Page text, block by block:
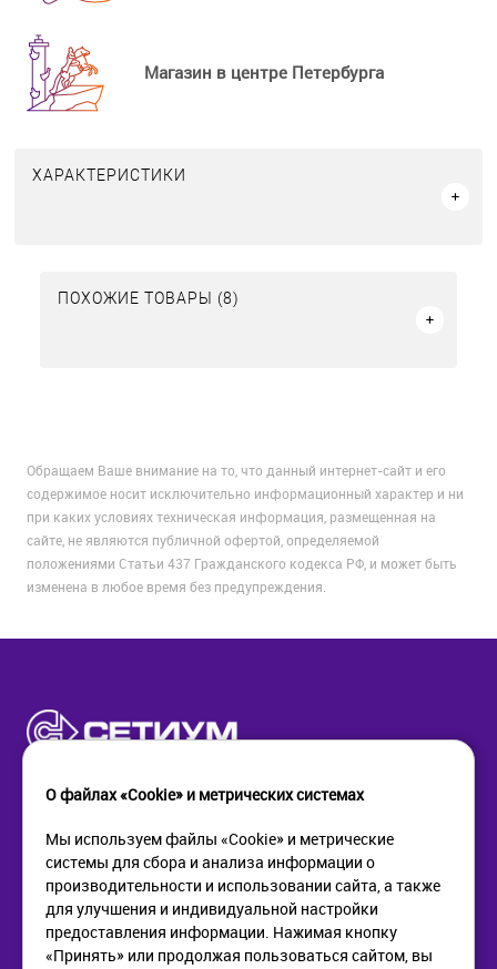
Магазин в центре Петербурга
ХАРАКТЕРИСТИКИ
ПОХОЖИЕ ТОВАРЫ (8)
Обращаем Ваше внимание на то, что данный интернет-сайт и его
содержимое носит исключительно информационный характер и ни
при каких условиях техническая информация, размещенная на
сайте, не являются публичной офертой, определяемой
положениями Статьи 437 Гражданского кодекса РФ, и может быть
изменена в любое время без предупреждения.
КОМПАНИЯ
О компании
Новости
Контакты
ПОМОЩЬ
Как купить
Доставка
Возврат
О файлах «Cookie» и метрических системах
Мы используем файлы «Cookie» и метрические
системы для сбора и анализа информации о
производительности и использовании сайта, а также
для улучшения и индивидуальной настройки
предоставления информации. Нажимая кнопку
«Принять» или продолжая пользоваться сайтом, вы